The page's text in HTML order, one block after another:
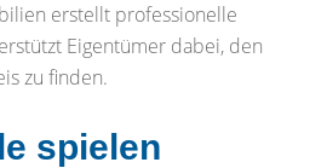
erstellt professionelle
Eigentümer dabei, den
zu finden.
spielen